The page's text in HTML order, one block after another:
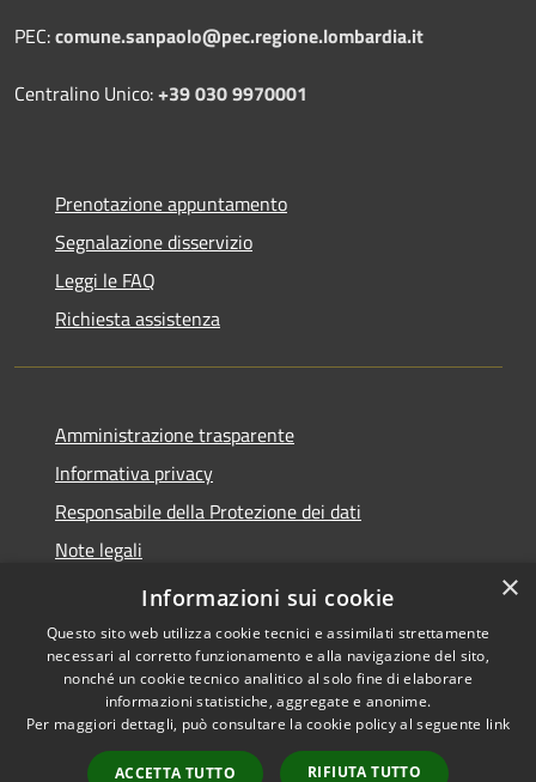
PEC:comune.sanpaolo@pec.regione.lombardia.it
Centralino Unico:+39 030 9970001
Prenotazione appuntamento
Segnalazione disservizio
Leggi le FAQ
Richiesta assistenza
Amministrazione trasparente
Informativa privacy
Responsabile della Protezione dei dati
Note legali
Dichiarazione di accessibilità
Accessibilità
Copyright © 2026 • Comune di
San Paolo • Powered by
Municipium• Accesso
×
Informazioni sui cookie
Questo sito web utilizza cookie tecnici e assimilati strettamente
necessari al corretto funzionamento e alla navigazione del sito,
nonché un cookie tecnico analitico al solo fine di elaborare
informazioni statistiche, aggregate e anonime.
Per maggiori dettagli, può consultare la cookie policy al seguente link
ACCETTA TUTTO RIFIUTA TUTTO